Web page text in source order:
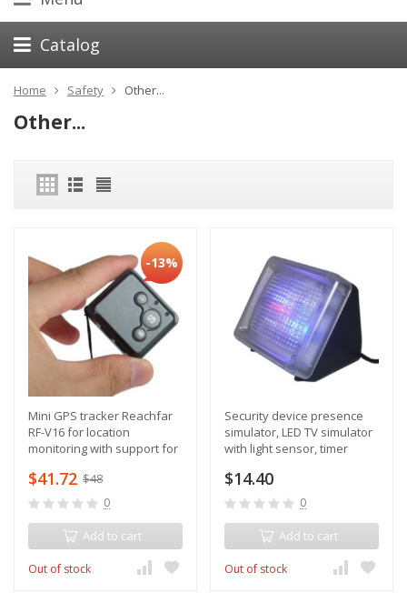
Catalog
Home Safety Other...
Other...
-13%
Mini GPS tracker Reachfar
RF-V16 for location
monitoring with support for
communication
$41.72 $48
0
Add to cart
Out of stock
Security device presence
simulator, LED TV simulator
with light sensor, timer
$14.40
0
Add to cart
Out of stock